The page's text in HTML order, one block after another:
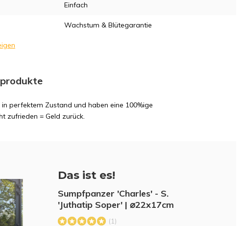
Einfach
Wachstum & Blütegarantie
perfektem Zustand und haben eine 100%ige
zufrieden = Geld zurück.
Das ist es!
Sumpfpanzer 'Charles' - S.
'Juthatip Soper' | ⌀22x17cm
(1)